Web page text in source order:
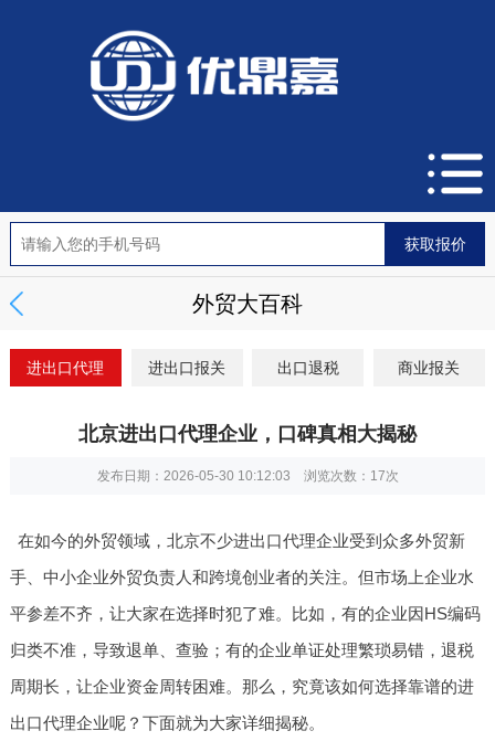
外贸大百科
进出口代理 进出口报关 出口退税 商业报关
北京进出口代理企业，口碑真相大揭秘
发布日期：2026-05-30 10:12:03 浏览次数： 17次
在如今的外贸领域，北京不少进出口代理企业受到众多外贸新
手、中小企业外贸负责人和跨境创业者的关注。但市场上企业水
平参差不齐，让大家在选择时犯了难。比如，有的企业因HS编码
归类不准，导致退单、查验；有的企业单证处理繁琐易错，退税
周期长，让企业资金周转困难。那么，究竟该如何选择靠谱的进
出口代理企业呢？下面就为大家详细揭秘。